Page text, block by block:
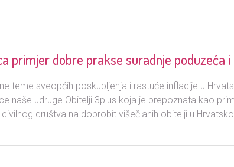
primjer dobre prakse suradnje poduzeća
teme sveopćih poskupljenja i rastuće inflacije u
naše udruge Obitelji 3plus koja je prepoznata kao
društva na dobrobit višečlanih obitelji u